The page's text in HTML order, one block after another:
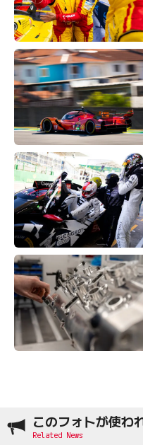
このフォトが使わ